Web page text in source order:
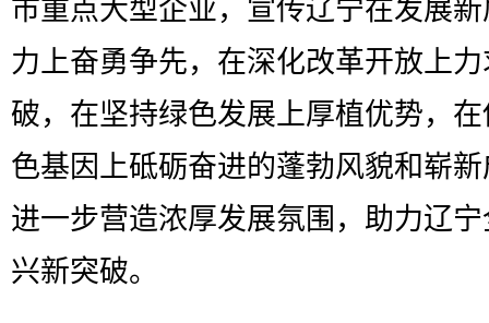
市重点大型企业，宣传辽宁在发展
力上奋勇争先，在深化改革开放上
破，在坚持绿色发展上厚植优势，
色基因上砥砺奋进的蓬勃风貌和崭
进一步营造浓厚发展氛围，助力辽
兴新突破。